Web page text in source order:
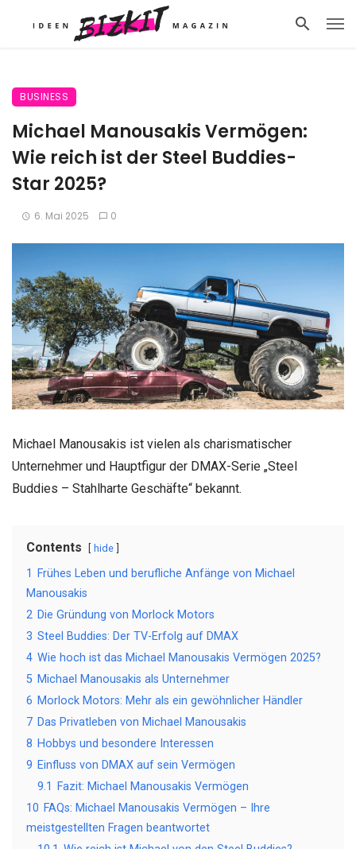
BUSINESS
Michael Manousakis Vermögen:
Wie reich ist der Steel Buddies-
Star 2025?
6. Mai 2025 0
Michael Manousakis ist vielen als charismatischer
Unternehmer und Hauptfigur der DMAX-Serie „Steel
Buddies – Stahlharte Geschäfte“ bekannt.
Contents hide
1
Frühes Leben und berufliche Anfänge von Michael
Manousakis
2 Die Gründung von Morlock Motors
3 Steel Buddies: Der TV-Erfolg auf DMAX
4 Wie hoch ist das Michael Manousakis Vermögen 2025?
5 Michael Manousakis als Unternehmer
6 Morlock Motors: Mehr als ein gewöhnlicher Händler
7 Das Privatleben von Michael Manousakis
8 Hobbys und besondere Interessen
9 Einfluss von DMAX auf sein Vermögen
9.1
Fazit: Michael Manousakis Vermögen
10 FAQs: Michael Manousakis Vermögen – Ihre
meistgestellten Fragen beantwortet